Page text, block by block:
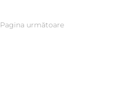
Pagina următoare